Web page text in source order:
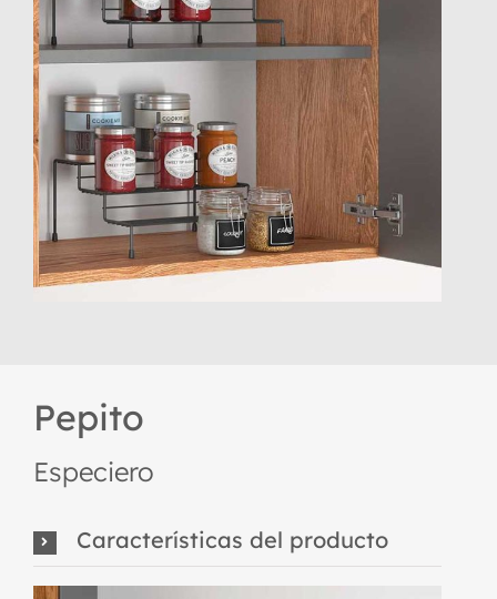
Pepito
Especiero
Características del producto